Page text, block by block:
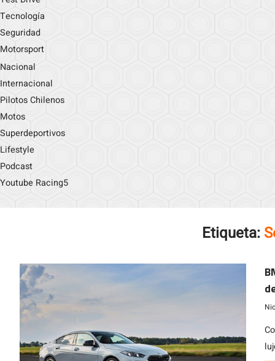
Tecnología
Seguridad
Motorsport
Nacional
Internacional
Pilotos Chilenos
Motos
Superdeportivos
Lifestyle
Podcast
Youtube Racing5
Etiqueta: